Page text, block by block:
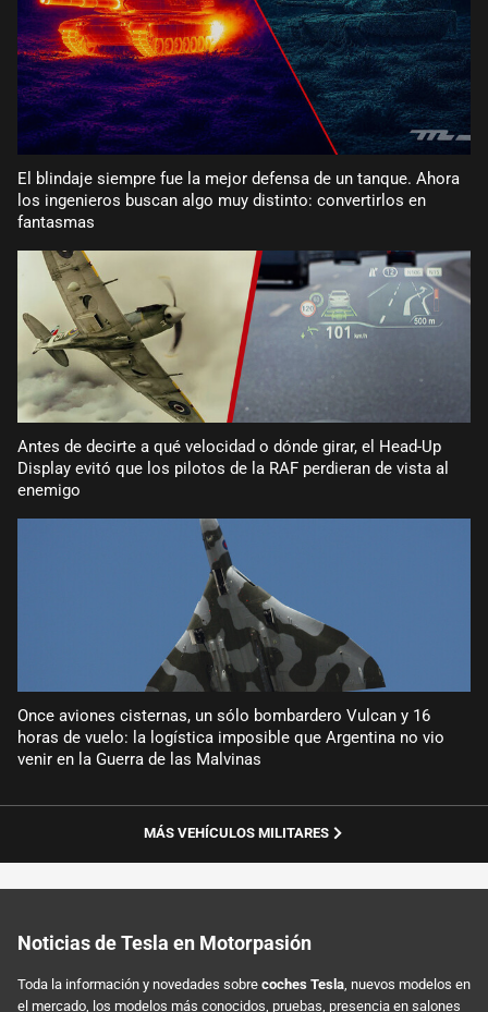
El blindaje siempre fue la mejor defensa de un tanque. Ahora
los ingenieros buscan algo muy distinto: convertirlos en
fantasmas
Antes de decirte a qué velocidad o dónde girar, el Head-Up
Display evitó que los pilotos de la RAF perdieran de vista al
enemigo
Once aviones cisternas, un sólo bombardero Vulcan y 16
horas de vuelo: la logística imposible que Argentina no vio
venir en la Guerra de las Malvinas
MÁS VEHÍCULOS MILITARES
Noticias de Tesla en Motorpasión
Toda la información y novedades sobre coches Tesla , nuevos modelos en
el mercado, los modelos más conocidos, pruebas, presencia en salones